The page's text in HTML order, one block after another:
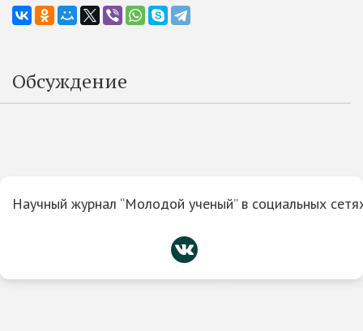
Обсуждение
Научный журнал “Молодой ученый” в социальных